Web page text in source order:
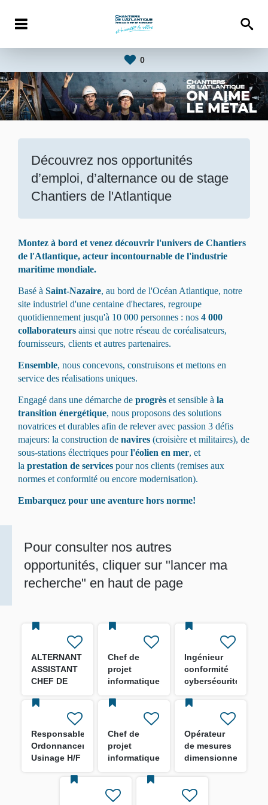
0
Découvrez nos opportunités
d’emploi, d’alternance ou de stage
Chantiers de l'Atlantique
Montez à bord et venez découvrir l'univers de Chantiers
de l'Atlantique, acteur incontournable de l'industrie
maritime mondiale.
Basé à Saint-Nazaire, au bord de l'Océan Atlantique, notre
site industriel d'une centaine d'hectares, regroupe
quotidiennement jusqu'à 10 000 personnes : nos 4 000
collaborateurs ainsi que notre réseau de coréalisateurs,
fournisseurs, clients et autres partenaires.
Ensemble, nous concevons, construisons et mettons en
service des réalisations uniques.
Engagé dans une démarche de progrès et sensible à la
transition énergétique, nous proposons des solutions
novatrices et durables afin de relever avec passion 3 défis
majeurs: la construction de navires (croisière et militaires), de
sous-stations électriques pourl'éolien en mer, et
la prestation de services pour nos clients (remises aux
normes et conformité ou encore modernisation).
Embarquez pour une aventure hors norme!
Pour consulter nos autres
opportunités, cliquer sur "lancer ma
recherche" en haut de page
ALTERNANT
ASSISTANT
CHEF DE
H/F
Chef de
projet
informatique
Ingénieur
conformité
cybersécurité
systèmes
industriels
H/F
Responsable
Ordonnancement
Usinage H/F
Chef de
projet
informatique
Engineer H/F
Opérateur
de mesures
dimensionnelles